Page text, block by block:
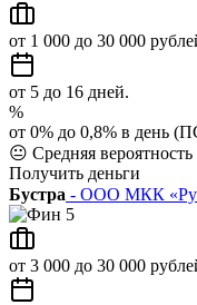
от 1 000 до 30 000
от 5 до 16 дней.
%
от 0% до 0,8% в день
😐 Средняя
Получить деньги
Бустра - ООО МКК
от 3 000 до 30 000